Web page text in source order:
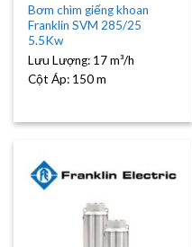
Bơm chìm giếng khoan
Franklin SVM 285/25
5.5Kw
Lưu Lượng: 17 m³/h
Cột Áp: 150 m